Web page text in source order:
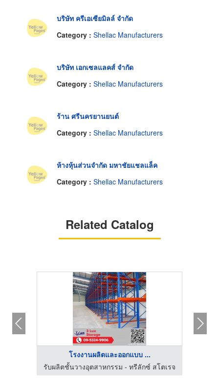
บริษัท ครีเอเซียมิลล์ จำกัด
Category : Shellac Manufacturers
บริษัท เอกเซลแลคส์ จำกัด
Category : Shellac Manufacturers
ร้าน ศรีนครยานยนต์
Category : Shellac Manufacturers
ห้างหุ้นส่วนจำกัด มหาชัยแชลแล็ค
Category : Shellac Manufacturers
Related Catalog
โรงงานผลิตและออกแบบ ...
รับผลิตชั้นวางอุตสาหกรรม - ทรีลักซ์ สโตเรจ